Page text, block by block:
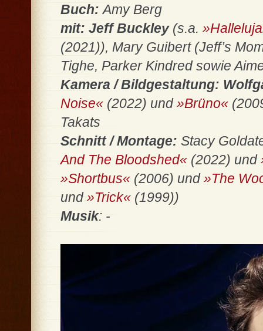
Buch:Amy Berg
mit: Jeff Buckley (s.a.
(2021)), Mary Guibert (Jeff’s
Tighe, Parker Kindred sowie
Kamera / Bildgestaltung:
Noise« (2022) und»Brüno«
Takats
Schnitt / Montage: Stacy
And The Bloodshed« (2022) und
»Shortbus« (2006) und»The
und»Trick« (1999))
Musik: -